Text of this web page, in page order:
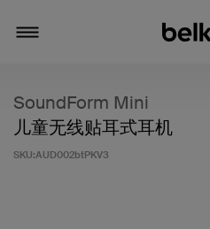
SoundForm Mini
儿童无线贴耳式耳机
SKU:AUD002btPKV3